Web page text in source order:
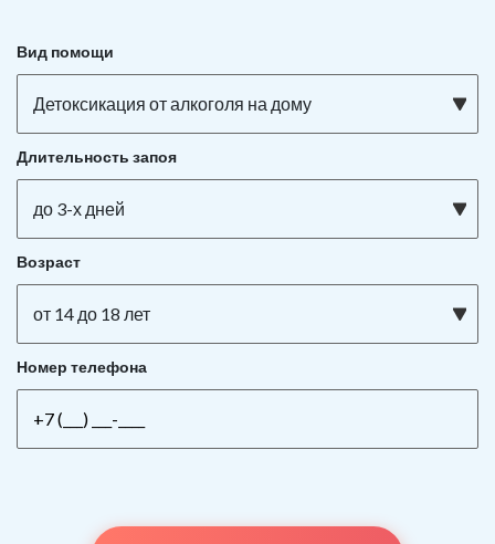
Вид помощи
Детоксикация от алкоголя на дому
Длительность запоя
до 3-х дней
Возраст
от 14 до 18 лет
Номер телефона